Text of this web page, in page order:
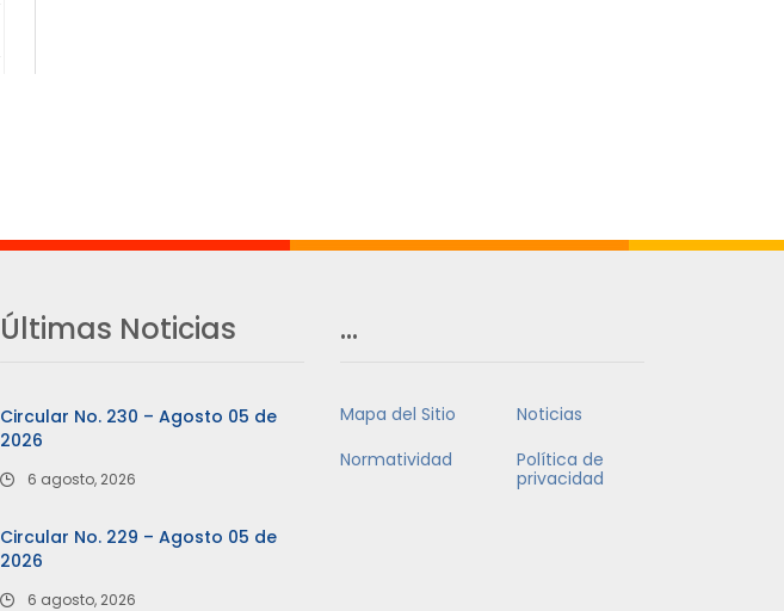
Últimas Noticias
Circular No. 230 – Agosto 05 de
2026
6 agosto, 2026
Circular No. 229 – Agosto 05 de
2026
6 agosto, 2026
…
Mapa del Sitio
Noticias
Normatividad
Política de
privacidad